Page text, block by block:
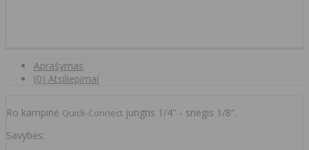
Aprašymas
(0) Atsiliepimai
Ro kampinė Quick-Connect jungtis 1/4'' - sriegis 1/8''.
Savybės: